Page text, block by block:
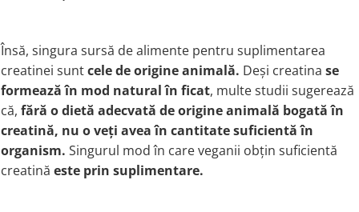
Însă, singura sursă de alimente pentru suplimentarea
creatinei suntcele de origine animală. Deși creatina se
formează în mod natural în ficat, multe studii sugerează
că, fără o dietă adecvată de origine animală bogată în
creatină, nu o veți avea în cantitate suficientă în
organism. Singurul mod în care veganii obțin suficientă
creatină este prin suplimentare.